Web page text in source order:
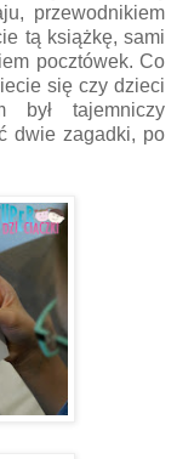
przewodnikiem
tą książkę, sami
pocztówek. Co
się czy dzieci
był tajemniczy
dwie zagadki, po